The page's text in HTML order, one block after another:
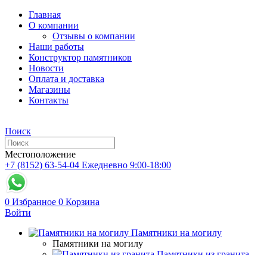
Главная
О компании
Отзывы о компании
Наши работы
Конструктор памятников
Новости
Оплата и доставка
Магазины
Контакты
Поиск
Местоположение
+7 (8152) 63-54-04 Ежедневно 9:00-18:00
0 Избранное 0 Корзина
Войти
Памятники на могилу
Памятники на могилу